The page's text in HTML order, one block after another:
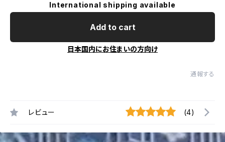
International shipping available
Add to cart
日本国内にお住まいの方向け
通報する
レビュー (4)